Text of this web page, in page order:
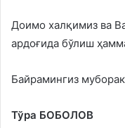
Доимо халқимиз ва
ардоғида бўлиш
Байрамингиз
Тўра БОБОЛОВ